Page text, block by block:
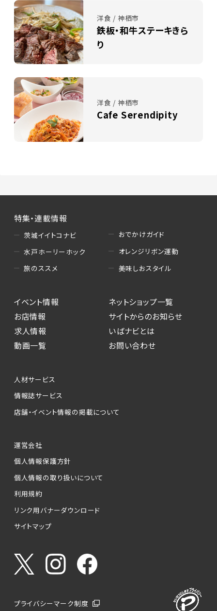
洋食 / 神栖市
鉄板・和牛ステーキきら
り
洋食 / 神栖市
Cafe Serendipity
特集・連載情報
茨城イイトコナビ
水戸ホーリーホック
旅のススメ
おでかけガイド
オレンジリボン運動
美味しおスタイル
イベント情報
お店情報
求人情報
動画一覧
ネットショップ一覧
サイトからのお知らせ
いばナビとは
お問い合わせ
人材サービス
情報誌サービス
店舗・イベント情報の掲載について
運営会社
個人情報保護方針
個人情報の取り扱いについて
利用規約
リンク用バナーダウンロード
サイトマップ
プライバシーマーク制度